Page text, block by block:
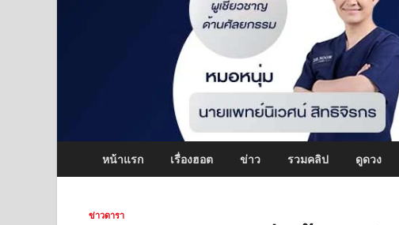
หน้าแรก เรื่องฮอต ข่าว รวมคลิป ดูดวง
ข่าวดารา